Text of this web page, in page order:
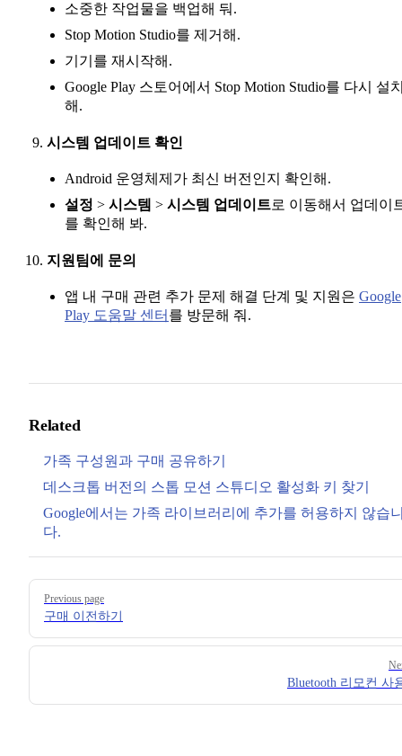
소중한 작업물을 백업해 둬.
Stop Motion Studio를 제거해.
기기를 재시작해.
Google Play 스토어에서 Stop Motion Studio를 다시 설
해.
시스템 업데이트 확인
Android 운영체제가 최신 버전인지 확인해.
설정 > 시스템 > 시스템 업데이트로 이동해서 업데이
를 확인해 봐.
지원팀에 문의
앱 내 구매 관련 추가 문제 해결 단계 및 지원은 Google
Play 도움말 센터 를 방문해 줘.
Related
가족 구성원과 구매 공유하기
데스크톱 버전의 스톱 모션 스튜디오 활성화 키 찾기
Google에서는 가족 라이브러리에 추가를 허용하지 않습
다.
Pager
Previous page
구매 이전하기
Bluetooth 리모컨 사